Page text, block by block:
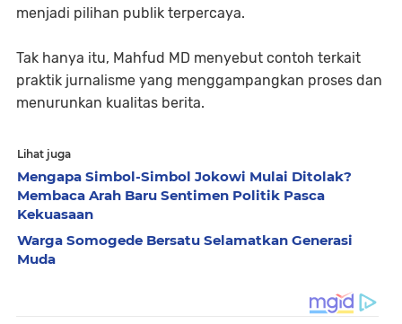
menjadi pilihan publik terpercaya.
Tak hanya itu, Mahfud MD menyebut contoh terkait
praktik jurnalisme yang menggampangkan proses dan
menurunkan kualitas berita.
Lihat juga
Mengapa Simbol-Simbol Jokowi Mulai Ditolak?
Membaca Arah Baru Sentimen Politik Pasca
Kekuasaan
Warga Somogede Bersatu Selamatkan Generasi
Muda